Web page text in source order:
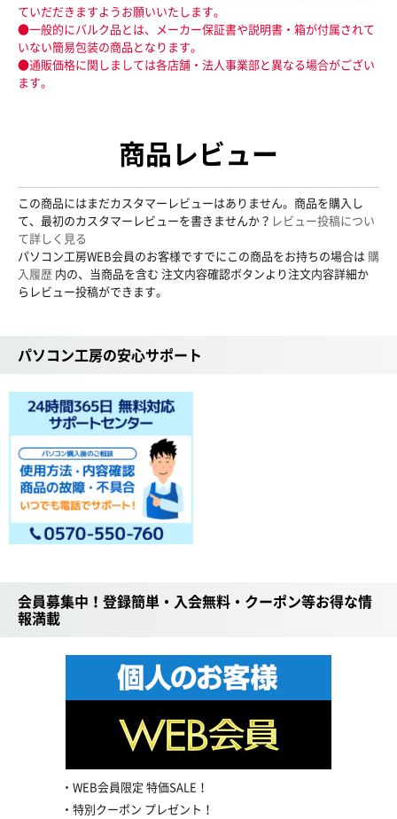
ていだだきますようお願いいたします。
●一般的にバルク品とは、メーカー保証書や説明書・箱が付属されて
いない簡易包装の商品となります。
●通販価格に関しましては各店舗・法人事業部と異なる場合がござい
ます。
商品レビュー
この商品にはまだカスタマーレビューはありません。商品を購入し
て、最初のカスタマーレビューを書きませんか？ レビュー投稿につい
て詳しく見る
パソコン工房WEB会員のお客様ですでにこの商品をお持ちの場合は 購
入履歴 内の、当商品を含む 注文内容確認ボタンより注文内容詳細か
らレビュー投稿ができます。
パソコン工房の安心サポート
会員募集中！登録簡単・入会無料・クーポン等お得な情
報満載
WEB会員限定 特価SALE！
特別クーポン プレゼント！